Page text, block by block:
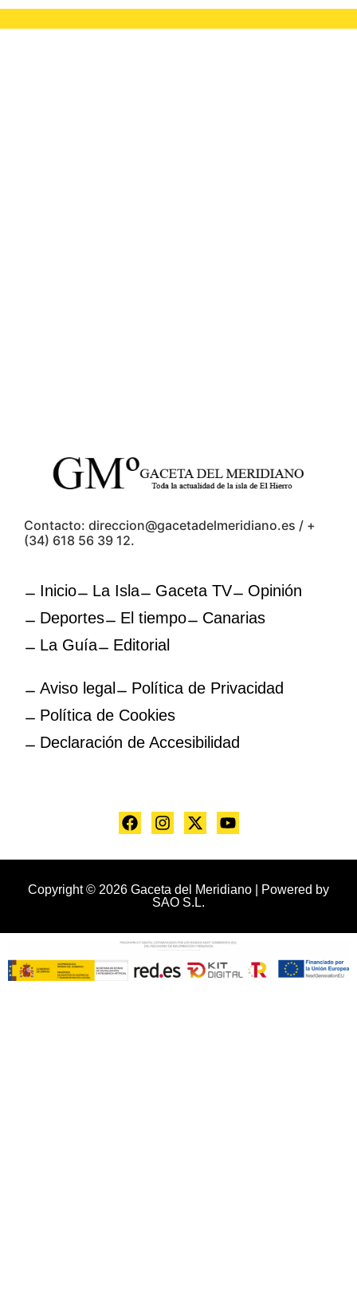
Contacto: direccion@gacetadelmeridiano.es / +
(34) 618 56 39 12.
Inicio La Isla Gaceta TV
Opinión
Deportes
El tiempo
Canarias
La Guía
Editorial
Aviso legal
Política de Privacidad
Política de Cookies
Declaración de Accesibilidad
Copyright © 2026 Gaceta del Meridiano | Powered by
SAO S.L.